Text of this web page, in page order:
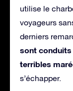
utilise le
voyageurs
derniers
sont conduits
terribles
s’échapper.